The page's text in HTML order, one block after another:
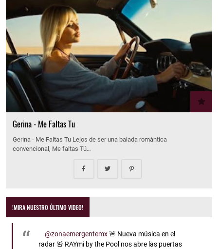
Gerina - Me Faltas Tu
Gerina - Me Faltas Tu Lejos de ser una balada romántica
convencional, Me faltas Tú…
!MIRA NUESTRO ÚLTIMO VIDEO!
@zonaemergentemx🚨 Nueva música en el
radar 🚨 RAYmi by the Pool nos abre las puertas